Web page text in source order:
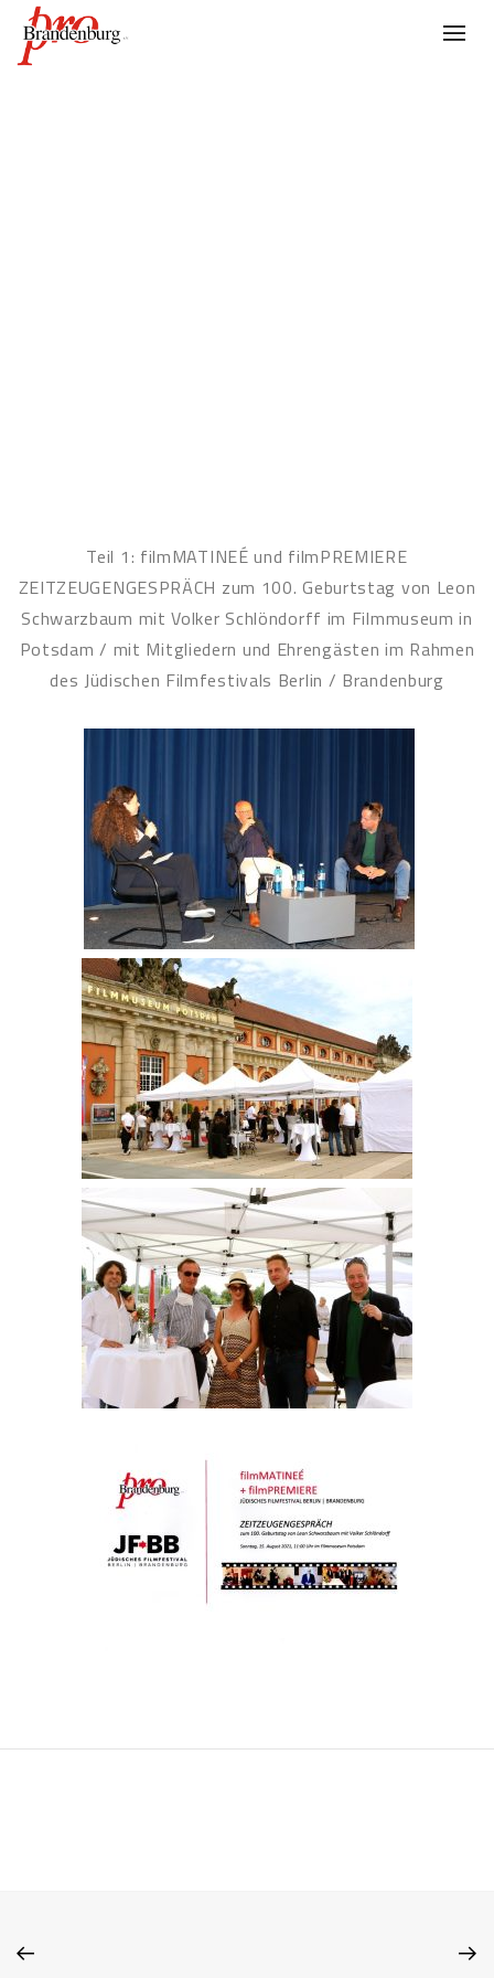
Teil 1: filmMATINEÉ und filmPREMIERE
ZEITZEUGENGESPRÄCH zum 100. Geburtstag von Leon
Schwarzbaum mit Volker Schlöndorff im Filmmuseum in
Potsdam / mit Mitgliedern und Ehrengästen im Rahmen
des Jüdischen Filmfestivals Berlin / Brandenburg